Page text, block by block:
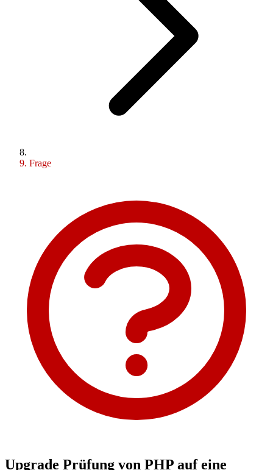
Frage
Upgrade Prüfung von PHP auf eine